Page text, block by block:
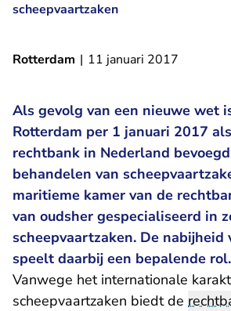
scheepvaartzaken
Rotterdam | 11 januari 2017
Als gevolg van een nieuwe wet
Rotterdam per 1 januari 2017
rechtbank in Nederland
behandelen van
maritieme kamer van de
van oudsher gespecialiseerd in
scheepvaartzaken. De nabijheid
speelt daarbij een bepalende rol.
Vanwege het internationale
scheepvaartzaken biedt de